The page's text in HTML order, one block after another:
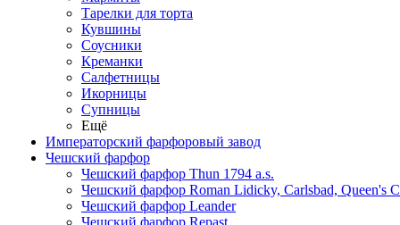
Тарелки для торта
Кувшины
Соусники
Креманки
Салфетницы
Икорницы
Супницы
Ещё
Императорский фарфоровый завод
Чешский фарфор
Чешский фарфор Thun 1794 a.s.
Чешский фарфор Roman Lidicky, Carlsbad, Queen's
Чешский фарфор Leander
Чешский фарфор Repast